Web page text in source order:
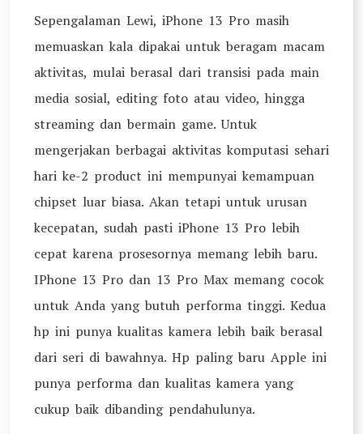
Sepengalaman Lewi, iPhone 13 Pro masih
memuaskan kala dipakai untuk beragam macam
aktivitas, mulai berasal dari transisi pada main
media sosial, editing foto atau video, hingga
streaming dan bermain game. Untuk
mengerjakan berbagai aktivitas komputasi sehari
hari ke-2 product ini mempunyai kemampuan
chipset luar biasa. Akan tetapi untuk urusan
kecepatan, sudah pasti iPhone 13 Pro lebih
cepat karena prosesornya memang lebih baru.
IPhone 13 Pro dan 13 Pro Max memang cocok
untuk Anda yang butuh performa tinggi. Kedua
hp ini punya kualitas kamera lebih baik berasal
dari seri di bawahnya. Hp paling baru Apple ini
punya performa dan kualitas kamera yang
cukup baik dibanding pendahulunya.